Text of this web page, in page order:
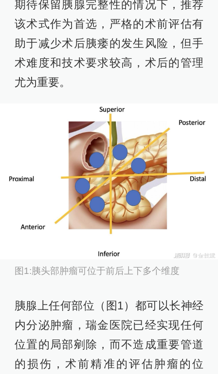
期待保留胰腺完整性的情况下，推荐
该术式作为首选，严格的术前评估有
助于减少术后胰瘘的发生风险，但手
术难度和技术要求较高，术后的管理
尤为重要。
图1:胰头部肿瘤可位于前后上下多个维度
胰腺上任何部位（图1）都可以长神经
内分泌肿瘤，瑞金医院已经实现任何
位置的局部剜除，而不造成重要管道
的损伤，术前精准的评估肿瘤的位